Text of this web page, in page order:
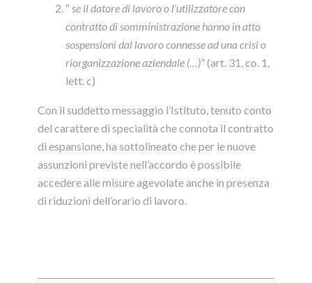
“ se il datore di lavoro o l’utilizzatore con
contratto di somministrazione hanno in atto
sospensioni dal lavoro connesse ad una crisi o
riorganizzazione aziendale (…)” (art. 31, co. 1,
lett. c)
Con il suddetto messaggio l’Istituto, tenuto conto
del carattere di specialità che connota il contratto
di espansione, ha sottolineato che per le nuove
assunzioni previste nell’accordo è possibile
accedere alle misure agevolate anche in presenza
di riduzioni dell’orario di lavoro.